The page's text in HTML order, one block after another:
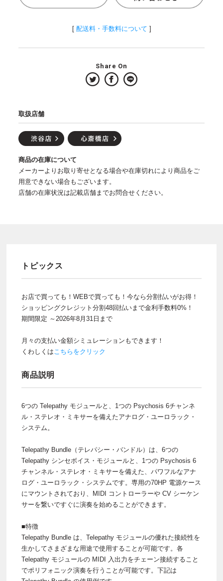
[ 配送料・手数料について ]
Share On
取扱店舗
商品の在庫について
メーカーよりお取り寄せとなる場合や在庫切れにより商品をご
用意できない場合もございます。
店舗の在庫状況は記載店舗までお問合せください。
トピックス
お店で買っても！WEBで買っても！今なら分割払いがお得！
ショッピングクレジット分割48回払いまで金利手数料0%！
期間限定 ～2026年8月31日まで
月々の支払い金額シミュレーションもできます！
くわしくはこちらをクリック
商品説明
6つの Telepathy モジュールと、1つの Psychosis 6チャンネ
ル・ステレオ・ミキサーを備えたアナログ・ユーロラック・
システム。
Telepathy Bundle（テレパシー・バンドル）は、6つの
Telepathy シンセボイス・モジュールと、1つの Psychosis 6
チャンネル・ステレオ・ミキサーを備えた、パワフルなアナ
ログ・ユーロラック・システムです。専用の70HP 電源ケース
にマウントされており、MIDI コントローラーや CV シーケン
サーを繋いですぐに演奏を始めることができます。
■特徴
Telepathy Bundle は、Telepathy モジュールの優れた接続性を
生かしてさまざまな用途で使用することが可能です。各
Telepathy モジュールの MIDI 入出力をチェーン接続すること
でポリフォニック演奏を行うことが可能です。下記は